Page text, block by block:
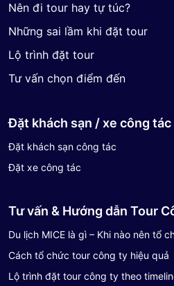
Nên đi tour hay tự túc?
Những sai lầm khi đặt tour
Lộ trình đặt tour
Tư vấn chọn điểm đến
Đặt khách sạn / xe công tác
Đặt khách sạn công tác
Đặt xe công tác
Tư vấn & Hướng dẫn Tour
Du lịch MICE là gì – Khi nào nên tổ
Cách tổ chức tour công ty hiệu quả
Lộ trình đặt tour công ty theo